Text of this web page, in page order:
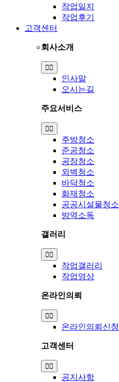
작업일지
작업후기
고객센터
회사소개
Toggle
Navigation
인사말
오시는길
주요서비스
Toggle
Navigation
주방청소
준공청소
공장청소
외벽청소
바닥청소
화재청소
공공시설물청소
방역소독
갤러리
Toggle
Navigation
작업갤러리
작업영상
온라인의뢰
Toggle
Navigation
온라인의뢰신청
고객센터
Toggle
Navigation
공지사항